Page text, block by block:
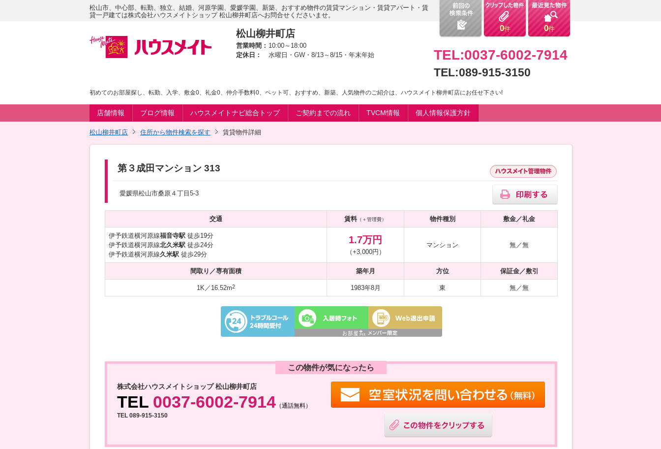
0件 0件
松山市、中心部、転勤、独立、結婚、河原学園、愛媛学園、新築、おすすめ物件の賃貸マンション・賃貸アパート・賃
貸一戸建ては株式会社ハウスメイトショップ 松山柳井町店へお問合せくださいませ。
松山柳井町店
営業時間： 10:00～18:00
定休日：
水曜日・GW・8/13～8/15・年末年始 TEL:0037-6002-7914
TEL:089-915-3150
初めてのお部屋探し、転勤、入学、敷金0、礼金0、仲介手数料0、ペット可、おすすめ、新築、人気物件のご紹介は、ハウスメイト柳井町店にお任せ下さい!
店舗情報 ブログ情報 ハウスメイトナビ総合トップ ご契約までの流れ TVCM情報 個人情報保護方針
松山柳井町店 住所から物件検索を探す 賃貸物件詳細
第３成田マンション 313
愛媛県松山市桑原４丁目5-3
交通 賃料（＋管理費） 物件種別 敷金／礼金
伊予鉄道横河原線福音寺駅 徒歩19分
伊予鉄道横河原線北久米駅 徒歩24分
伊予鉄道横河原線久米駅 徒歩29分
1.7万円
（+3,000円）
マンション 無／無
間取り／専有面積 築年月 方位 保証金／敷引
1K／16.52m2 1983年8月 東 無／無
この物件が気になったら
株式会社ハウスメイトショップ 松山柳井町店
TEL 0037-6002-7914 （通話無料）
TEL 089-915-3150